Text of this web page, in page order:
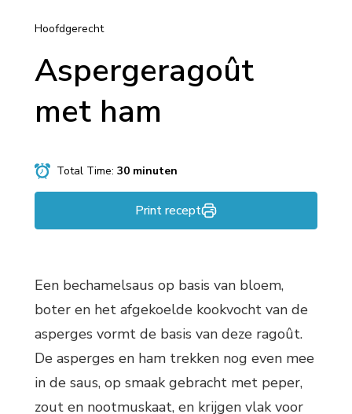
Hoofdgerecht
Aspergeragoût
met ham
Total Time: 30 minuten
Print recept
Een bechamelsaus op basis van bloem,
boter en het afgekoelde kookvocht van de
asperges vormt de basis van deze ragoût.
De asperges en ham trekken nog even mee
in de saus, op smaak gebracht met peper,
zout en nootmuskaat, en krijgen vlak voor